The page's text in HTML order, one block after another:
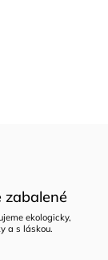
zabalené
ekologicky,
a s láskou.